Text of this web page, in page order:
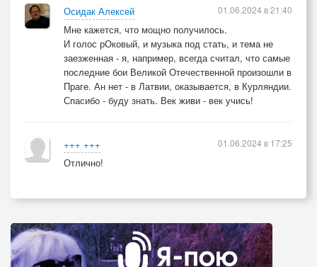
Осидак Алексей
Мне кажется, что мощно получилось.
И голос рОковый, и музыка под стать, и тема не
заезженная - я, например, всегда считал, что самые
последние бои Великой Отечественной произошли в
Праге. Ан нет - в Латвии, оказывается, в Курляндии.
Спасибо - буду знать. Век живи - век учись!
01.06.2024 в 21:40
+++ +++
Отлично!
01.06.2024 в 17:25